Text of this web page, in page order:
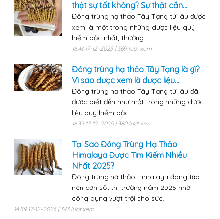
thật sự tốt không? Sự thật cần...
Đông trùng hạ thảo Tây Tạng từ lâu được
xem là một trong những dược liệu quý
hiếm bậc nhất, thường...
16:48 17-12-2025 | 369 lượt xem
Đông trùng hạ thảo Tây Tạng là gì?
Vì sao được xem là dược liệu...
Đông trùng hạ thảo Tây Tạng từ lâu đã
được biết đến như một trong những dược
liệu quý hiếm bậc...
16:39 17-12-2025 | 380 lượt xem
Tại Sao Đông Trùng Hạ Thảo
Himalaya Được Tìm Kiếm Nhiều
Nhất 2025?
Đông trùng hạ thảo Himalaya đang tạo
nên cơn sốt thị trường năm 2025 nhờ
công dụng vượt trội cho sức...
14:59 17-12-2025 | 343 lượt xem